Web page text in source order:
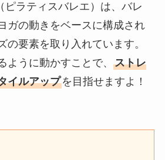
ピラティスバレエ）は、バレ
ガの動きをベースに構成され
の要素を取り入れています。
ように動かすことで、 ストレ
イルアップを目指せますよ！